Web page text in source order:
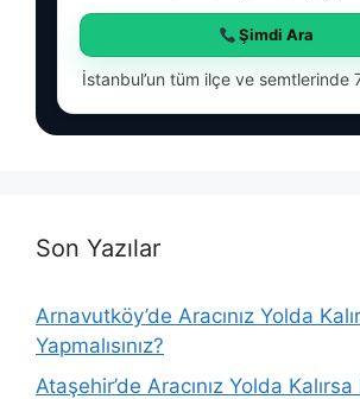
Şimdi Ara
İstanbul’un tüm ilçe ve semtlerinde
Son Yazılar
Arnavutköy’de Aracınız Yolda
Yapmalısınız?
Ataşehir’de Aracınız Yolda Kalırsa